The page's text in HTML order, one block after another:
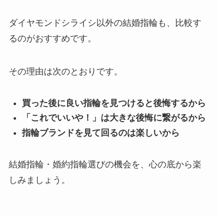
ダイヤモンドシライシ以外の結婚指輪も、比較す
るのがおすすめです。
その理由は次のとおりです。
買った後に良い指輪を見つけると後悔するから
「これでいいや！」は大きな後悔に繋がるから
指輪ブランドを見て回るのは楽しいから
結婚指輪・婚約指輪選びの機会を、心の底から楽
しみましょう。